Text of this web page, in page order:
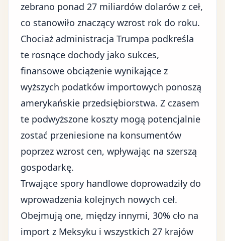
zebrano ponad 27 miliardów dolarów z ceł,
co stanowiło znaczący wzrost rok do roku.
Chociaż administracja Trumpa podkreśla
te rosnące dochody jako sukces,
finansowe obciążenie wynikające z
wyższych podatków importowych ponoszą
amerykańskie przedsiębiorstwa. Z czasem
te podwyższone koszty mogą potencjalnie
zostać przeniesione na konsumentów
poprzez wzrost cen, wpływając na szerszą
gospodarkę.
Trwające spory handlowe doprowadziły do
wprowadzenia kolejnych nowych ceł.
Obejmują one, między innymi, 30% cło na
import z Meksyku i wszystkich 27 krajów